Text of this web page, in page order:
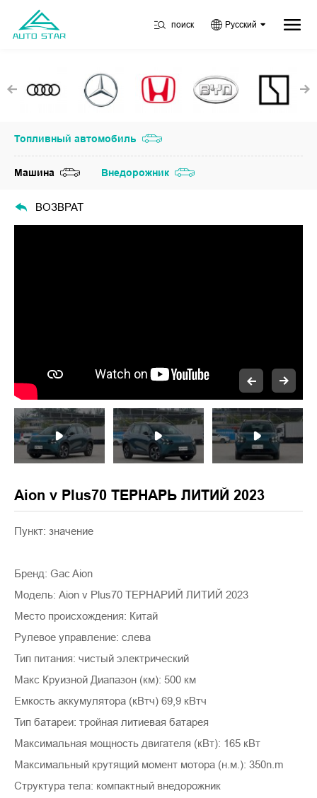
поиск Русский
Топливный автомобиль
Машина Внедорожник
ВОЗВРАТ
Aion v Plus70 ТЕРНАРЬ ЛИТИЙ 2023
Пункт: значение
Бренд: Gac Aion
Модель: Aion v Plus70 ТЕРНАРИЙ ЛИТИЙ 2023
Место происхождения: Китай
Рулевое управление: слева
Тип питания: чистый электрический
Макс Круизной Диапазон (км): 500 км
Емкость аккумулятора (кВтч) 69,9 кВтч
Тип батареи: тройная литиевая батарея
Максимальная мощность двигателя (кВт): 165 кВт
Максимальный крутящий момент мотора (н.м.): 350n.m
Структура тела: компактный внедорожник